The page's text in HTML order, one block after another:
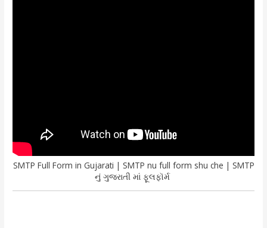
SMTP Full Form in Gujarati | SMTP nu full form shu che | SMTP
નું ગુજરાતી માં ફૂલફૉર્મ